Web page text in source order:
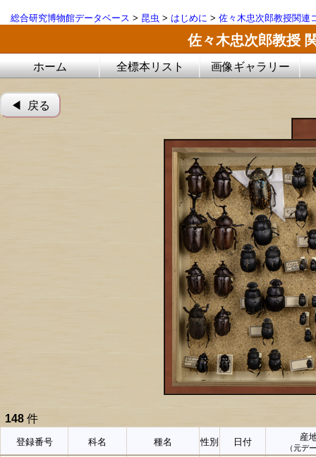
総合研究博物館データベース > 昆虫 > はじめに > 佐々木忠次郎教授関連
佐々木忠次郎教授
ホーム 全標本リスト 画像ギャラリー
◀︎ 戻る
148 件
登録番号 科名 種名 性別 日付 産
（元デ